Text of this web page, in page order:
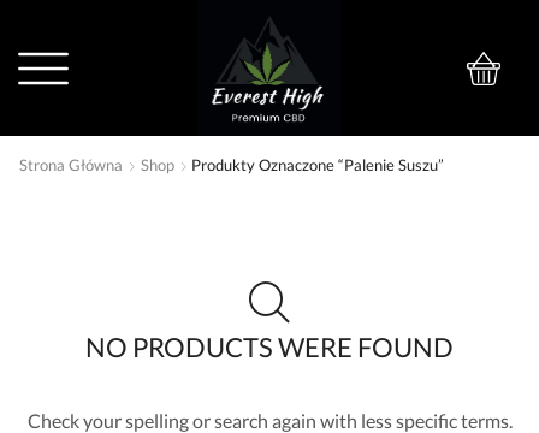
Strona Główna Shop Produkty Oznaczone “palenie Suszu”
NO PRODUCTS WERE FOUND
Check your spelling or search again with less specific terms.